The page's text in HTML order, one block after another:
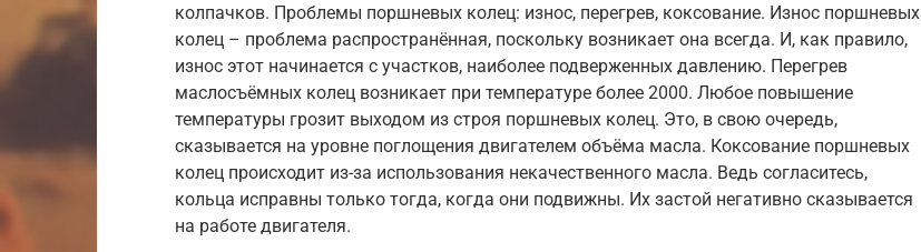
колпачков. Проблемы поршневых колец: износ, перегрев, коксование. Износ поршневых
колец – проблема распространённая, поскольку возникает она всегда. И, как правило,
износ этот начинается с участков, наиболее подверженных давлению. Перегрев
маслосъёмных колец возникает при температуре более 2000. Любое повышение
температуры грозит выходом из строя поршневых колец. Это, в свою очередь,
сказывается на уровне поглощения двигателем объёма масла. Коксование поршневых
колец происходит из-за использования некачественного масла. Ведь согласитесь,
кольца исправны только тогда, когда они подвижны. Их застой негативно сказывается
на работе двигателя.